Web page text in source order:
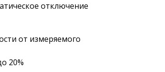
отключение
от измеряемого
20%